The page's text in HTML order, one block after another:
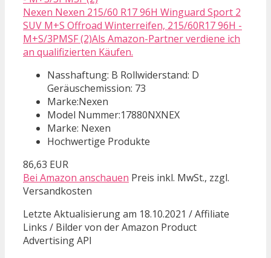
Nexen Nexen 215/60 R17 96H Winguard Sport 2
SUV M+S Offroad Winterreifen, 215/60R17 96H -
M+S/3PMSF (2)Als Amazon-Partner verdiene ich
an qualifizierten Käufen.
Nasshaftung: B Rollwiderstand: D
Geräuschemission: 73
Marke:Nexen
Model Nummer:17880NXNEX
Marke: Nexen
Hochwertige Produkte
86,63 EUR
Bei Amazon anschauen Preis inkl. MwSt., zzgl.
Versandkosten
Letzte Aktualisierung am 18.10.2021 / Affiliate
Links / Bilder von der Amazon Product
Advertising API